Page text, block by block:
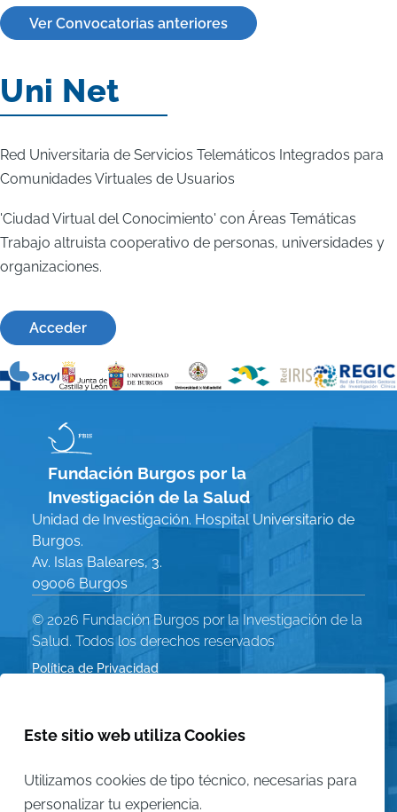
Ver Convocatorias anteriores
Uni Net
Red Universitaria de Servicios Telemáticos Integrados para
Comunidades Virtuales de Usuarios
'Ciudad Virtual del Conocimiento' con Áreas Temáticas
Trabajo altruista cooperativo de personas, universidades y
organizaciones.
Acceder
Fundación Burgos por la
Investigación de la Salud
Unidad de Investigación. Hospital Universitario de
Burgos.
Av. Islas Baleares, 3.
09006 Burgos
© 2026 Fundación Burgos por la Investigación de la
Salud. Todos los derechos reservados
Legal
Política de Privacidad
Política de Cookies
Este sitio web utiliza Cookies
Utilizamos cookies de tipo técnico, necesarias para
personalizar tu experiencia.